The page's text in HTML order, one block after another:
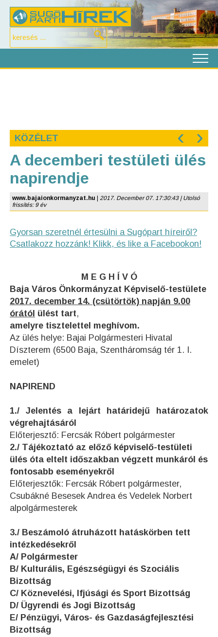
KÖZÉLET ‹ ›
A decemberi testületi ülés
napirendje
www.bajaionkormanyzat.hu
2017. December 07. 17:30:43 | Utolsó
frissítés: 9 év
Gyorsan szeretnél értesülni a Sugópart híreiről?
Csatlakozz hozzánk! Klikk, és like a Facebookon!
M E G H Í V Ó
Baja Város Önkormányzat Képviselő-testülete
2017. december 14. (csütörtök) napján 9.00
órától ülést tart,
amelyre tisztelettel meghívom.
Az ülés helye: Bajai Polgármesteri Hivatal
Díszterem (6500 Baja, Szentháromság tér 1. I.
emelet)
NAPIREND
1./ Jelentés a lejárt határidejű határozatok
végrehajtásáról
Előterjesztő: Fercsák Róbert polgármester
2./ Tájékoztató az előző képviselő-testületi
ülés óta eltelt időszakban végzett munkáról és
fontosabb eseményekről
Előterjesztők: Fercsák Róbert polgármester,
Csubákné Besesek Andrea és Vedelek Norbert
alpolgármesterek
3./ Beszámoló átruházott hatáskörben tett
intézkedésekről
A/ Polgármester
B/ Kulturális, Egészségügyi és Szociális
Bizottság
C/ Köznevelési, Ifjúsági és Sport Bizottság
D/ Ügyrendi és Jogi Bizottság
E/ Pénzügyi, Város- és Gazdaságfejlesztési
Bizottság